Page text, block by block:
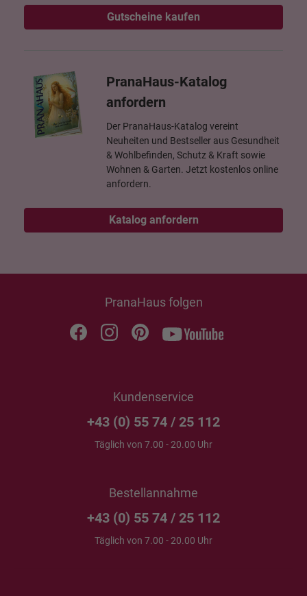
Gutscheine kaufen
PranaHaus-Katalog
anfordern
Der PranaHaus-Katalog vereint
Neuheiten und Bestseller aus Gesundheit
& Wohlbefinden, Schutz & Kraft sowie
Wohnen & Garten. Jetzt kostenlos online
anfordern.
Katalog anfordern
PranaHaus folgen
Kundenservice
+43 (0) 55 74 / 25 112
Täglich von 7.00 - 20.00 Uhr
Bestellannahme
+43 (0) 55 74 / 25 112
Täglich von 7.00 - 20.00 Uhr